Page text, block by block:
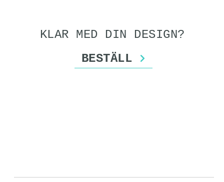
KLAR MED DIN DESIGN?
BESTÄLL
>